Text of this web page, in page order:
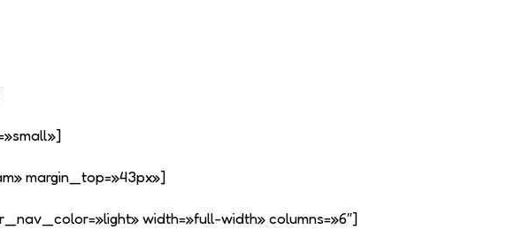
margin_top=»43px»]
width=»full-width» columns=»6″]